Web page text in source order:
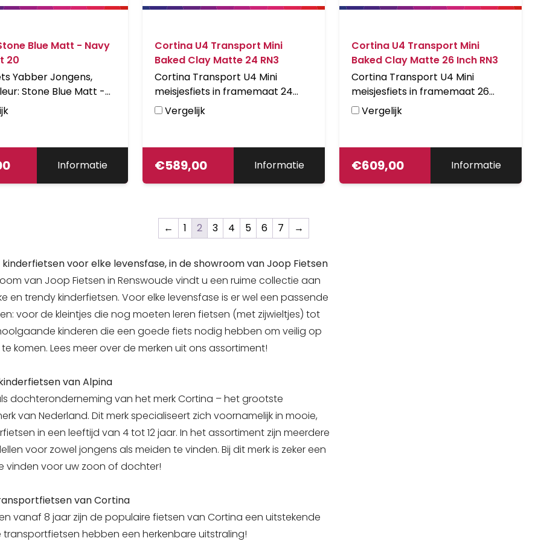
Blue Matt - Navy
20
Yabber Jongens,
Stone Blue Matt -
Matt. Uitgerust met V-
en achter en achter
YS 7363 Matt + YS
Informatie
Cortina U4 Transport Mini
Baked Clay Matte 24 RN3
Cortina Transport U4 Mini
meisjesfiets in framemaat 24
inch. Kleur: Bakes Clay Matte.
Uitgerust met achter een
versnellingsnaaf met
terugtraprem en voor een
Vergelijk
€589,00 Informatie
Cortina U4 Transport Mini
Baked Clay Matte 26 Inch RN3
Cortina Transport U4 Mini
meisjesfiets in framemaat 26
inch. Kleur: Bakes Clay Matte.
Uitgerust met achter een
versnellingsnaaf met
terugtraprem en voor een
Vergelijk
€609,00 Informatie
← 1 2 3 4 5 6 7 →
voor elke levensfase, in de showroom van Joop Fietsen
van Joop Fietsen in Renswoude vindt u een ruime collectie aan
en trendy kinderfietsen. Voor elke levensfase is er wel een passende
voor de kleintjes die nog moeten leren fietsen (met zijwieltjes) tot
kinderen die een goede fiets nodig hebben om veilig op
komen. Lees meer over de merken uit ons assortiment!
van Alpina
dochteronderneming van het merk Cortina – het grootste
van Nederland. Dit merk specialiseert zich voornamelijk in mooie,
in een leeftijd van 4 tot 12 jaar. In het assortiment zijn meerdere
voor zowel jongens als meiden te vinden. Bij dit merk is zeker een
vinden voor uw zoon of dochter!
van Cortina
vanaf 8 jaar zijn de populaire fietsen van Cortina een uitstekende
transportfietsen hebben een herkenbare uitstraling!